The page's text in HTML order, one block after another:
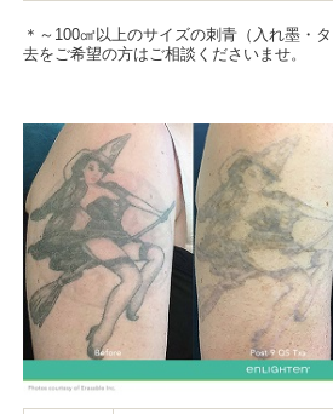
＊～100㎠以上のサイズの刺青（入れ墨・
去をご希望の方はご相談くださいませ。